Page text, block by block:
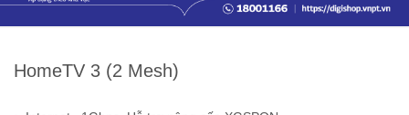
HomeTV 3 (2 Mesh)